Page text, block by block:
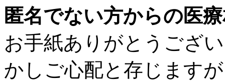
匿名でない方からの医
お手紙ありがとうござ
かしご心配と存じます